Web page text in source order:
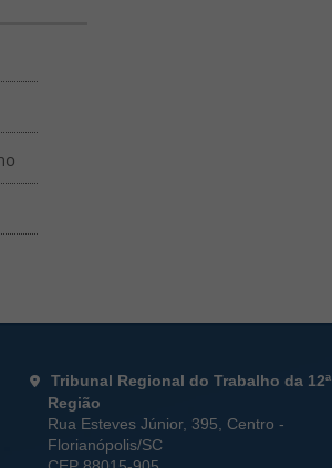
Informações de Contato
Tribunal Regional do Trabalho da 12ª
Região
Rua Esteves Júnior, 395, Centro -
Florianópolis/SC